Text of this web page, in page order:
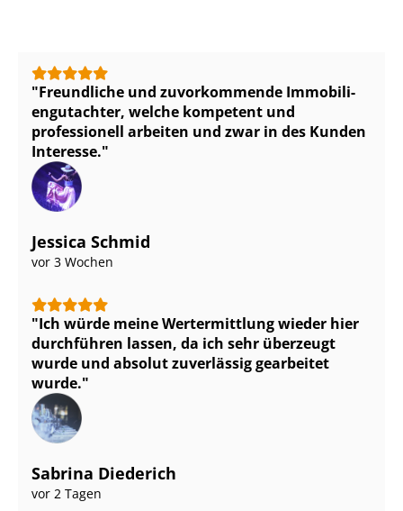
Freundliche und zuvorkommende Im­mo­bi­li­
en­gut­ach­ter, welche kompetent und
professionell arbeiten und zwar in des Kunden
Interesse.
Jessica Schmid
vor 3 Wochen
Ich würde meine Wertermittlung wieder hier
durchführen lassen, da ich sehr überzeugt
wurde und absolut zuverlässig gearbeitet
wurde.
Sabrina Diederich
vor 2 Tagen